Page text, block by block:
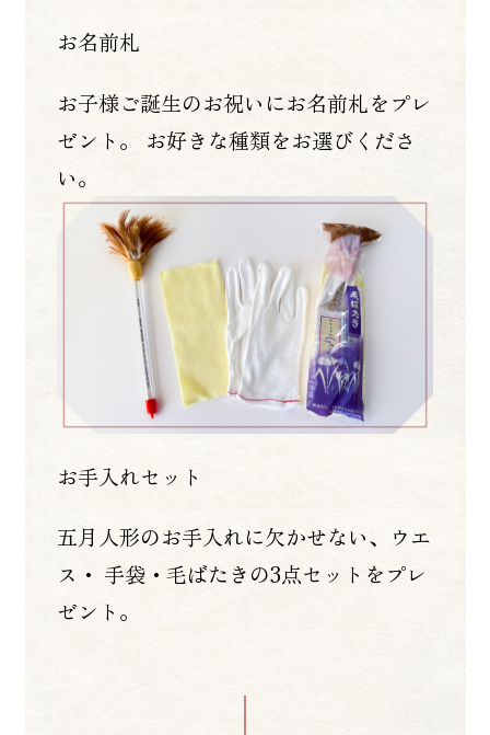
お名前札
お子様ご誕生のお祝いにお名前札をプレ
ゼント。 お好きな種類をお選びくださ
い。
お手入れセット
五月人形のお手入れに欠かせない、ウエ
ス・ 手袋・毛ばたきの3点セットをプレ
ゼント。